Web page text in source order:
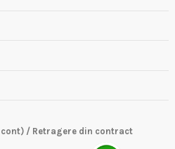
/ Retragere din contract